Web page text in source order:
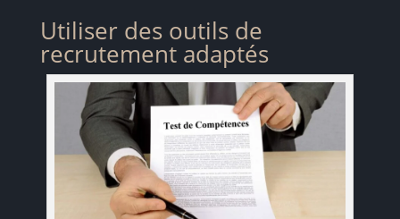
Utiliser des outils de
recrutement adaptés